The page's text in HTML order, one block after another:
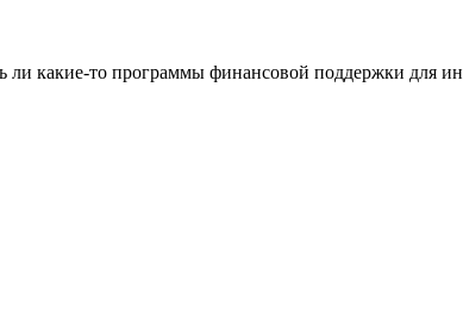
какие-то программы финансовой поддержки для